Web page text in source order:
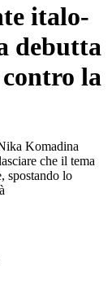
italo-
debutta
la
Komadina
che il tema
spostando lo